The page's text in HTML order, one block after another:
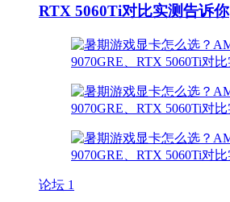
RTX 5060Ti对比实测告诉你
论坛 1